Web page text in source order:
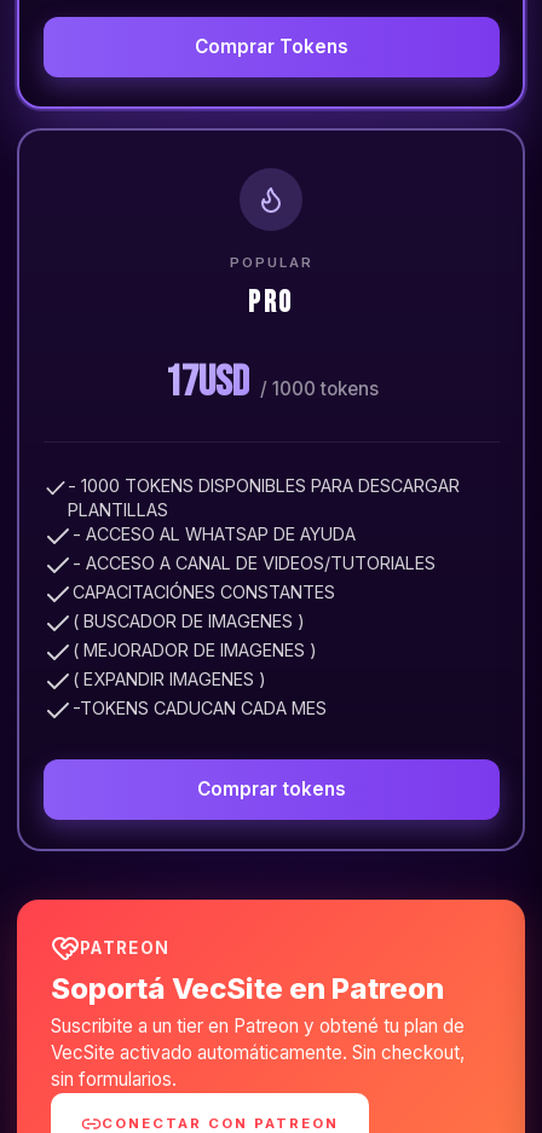
Comprar Tokens
POPULAR
PRO
17USD / 1000 tokens
- 1000 TOKENS DISPONIBLES PARA DESCARGAR
PLANTILLAS
- ACCESO AL WHATSAP DE AYUDA
- ACCESO A CANAL DE VIDEOS/TUTORIALES
CAPACITACIÓNES CONSTANTES
( BUSCADOR DE IMAGENES )
( MEJORADOR DE IMAGENES )
( EXPANDIR IMAGENES )
-TOKENS CADUCAN CADA MES
Comprar tokens
PATREON
Soportá VecSite en Patreon
Suscribite a un tier en Patreon y obtené tu plan de
VecSite activado automáticamente. Sin checkout,
sin formularios.
CONECTAR CON PATREON